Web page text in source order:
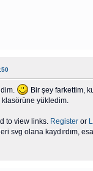
Bir şey farkettim,
klasörüne yükledim.
to view links. Register or
svg olana kaydırdım,